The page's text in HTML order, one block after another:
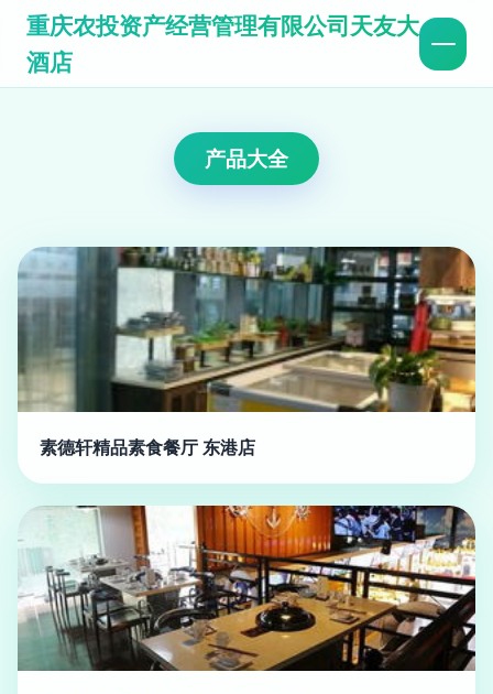
重庆农投资产经营管理有限公司天友大
酒店
产品大全
素德轩精品素食餐厅 东港店